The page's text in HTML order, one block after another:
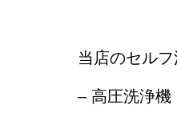
当店のセルフ
– 高圧洗浄機